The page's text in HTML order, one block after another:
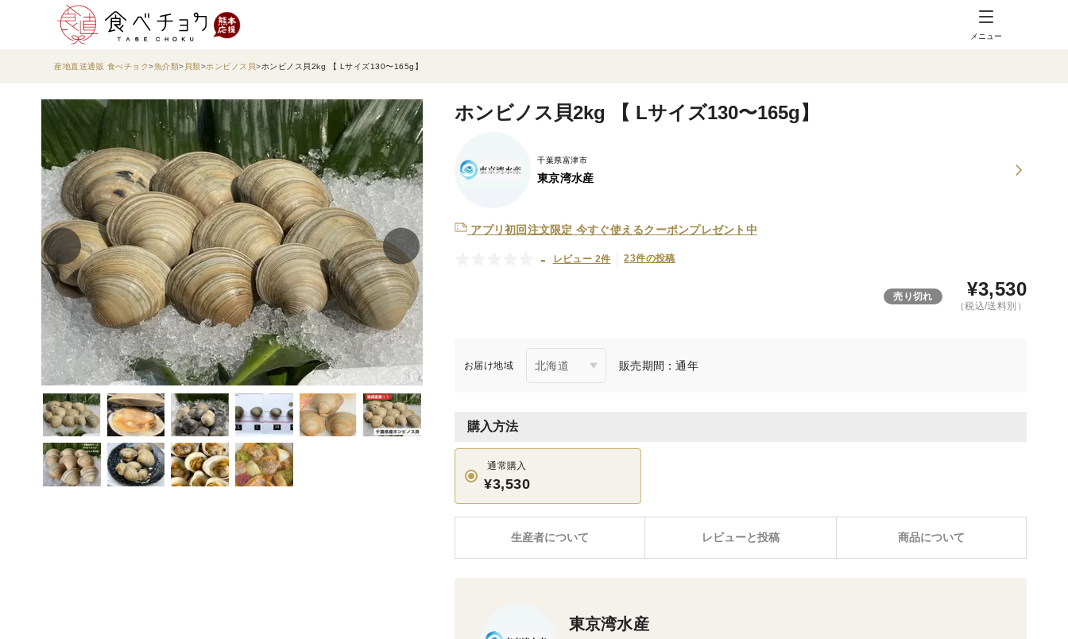
メニュー
産地直送通販 食べチョク 魚介類 貝類 ホンビノス貝 ホンビノス貝2kg 【 Lサイズ130〜165g】
ホンビノス貝2kg 【 Lサイズ130〜165g】
千葉県富津市
東京湾水産
アプリ初回注文限定 今すぐ使えるクーポンプレゼント中
- レビュー 2件 23件の投稿
売り切れ ¥3,530
（税込/送料別）
お届け地域 販売期間：通年
購入方法
通常購入
¥3,530
レビューと投稿 商品について
生産者について
東京湾水産